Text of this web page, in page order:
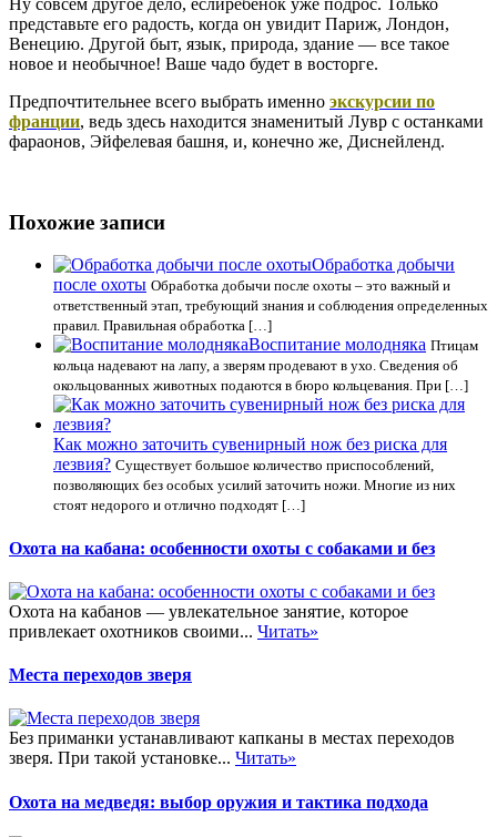
представьте его радость, когда он увидит Париж, Лондон,
Венецию. Другой быт, язык, природа, здание — все такое
новое и необычное! Ваше чадо будет в восторге.
Предпочтительнее всего выбрать именно экскурсии по
франции, ведь здесь находится знаменитый Лувр с останками
фараонов, Эйфелевая башня, и, конечно же, Диснейленд.
Похожие записи
Обработка добычи
после охоты Обработка добычи после охоты – это важный и
ответственный этап, требующий знания и соблюдения определенных
правил. Правильная обработка […]
Воспитание молодняка Птицам
кольца надевают на лапу, а зверям продевают в ухо. Сведения об
окольцованных животных подаются в бюро кольцевания. При […]
Как можно заточить сувенирный нож без риска для
лезвия? Существует большое количество приспособлений,
позволяющих без особых усилий заточить ножи. Многие из них
стоят недорого и отлично подходят […]
Охота на кабана: особенности охоты с собаками и без
Охота на кабанов — увлекательное занятие, которое
привлекает охотников своими... Читать»
Места переходов зверя
Без приманки устанавливают капканы в местах переходов
зверя. При такой установке... Читать»
Охота на медведя: выбор оружия и тактика подхода